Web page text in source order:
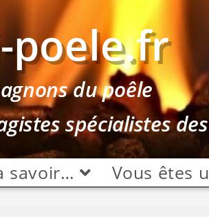
poele.fr
du poêle
spécialistes
savoir… Vous êtes